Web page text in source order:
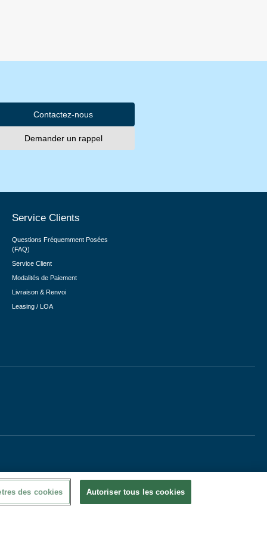
Contactez-nous
Demander un rappel
Service Clients
Questions Fréquemment Posées
(FAQ)
Service Client
Modalités de Paiement
Livraison & Renvoi
Leasing / LOA
des cookies Autoriser tous les cookies